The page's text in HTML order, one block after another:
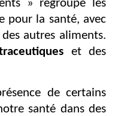
» regroupe les
pour la santé, avec
autres aliments.
et des
de certains
santé dans des